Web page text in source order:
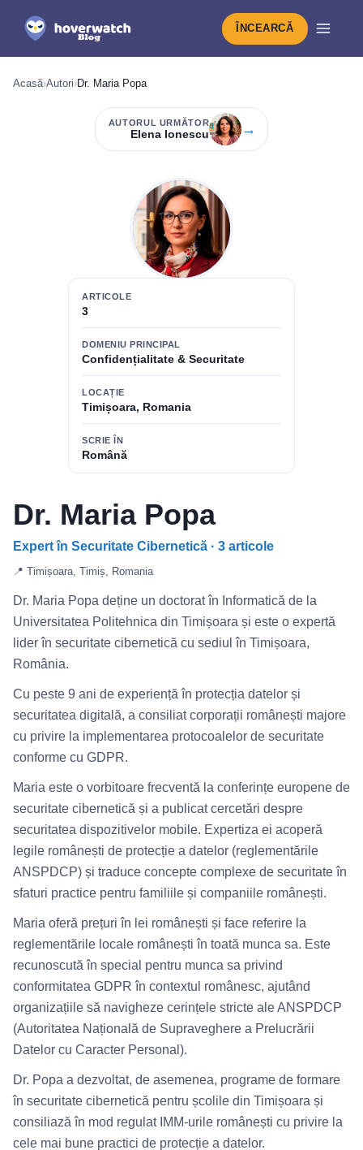
ÎNCEARCĂ
Acasă›Autori›Dr. Maria Popa
AUTORUL URMĂTOR
Elena Ionescu →
ARTICOLE
3
DOMENIU PRINCIPAL
Confidențialitate & Securitate
LOCAȚIE
Timișoara, Romania
SCRIE ÎN
Română
Dr. Maria Popa
Expert în Securitate Cibernetică · 3 articole
📍 Timișoara, Timiș, Romania
Dr. Maria Popa deține un doctorat în Informatică de la
Universitatea Politehnica din Timișoara și este o expertă
lider în securitate cibernetică cu sediul în Timișoara,
România.
Cu peste 9 ani de experiență în protecția datelor și
securitatea digitală, a consiliat corporații românești majore
cu privire la implementarea protocoalelor de securitate
conforme cu GDPR.
Maria este o vorbitoare frecventă la conferințe europene de
securitate cibernetică și a publicat cercetări despre
securitatea dispozitivelor mobile. Expertiza ei acoperă
legile românești de protecție a datelor (reglementările
ANSPDCP) și traduce concepte complexe de securitate în
sfaturi practice pentru familiile și companiile românești.
Maria oferă prețuri în lei românești și face referire la
reglementările locale românești în toată munca sa. Este
recunoscută în special pentru munca sa privind
conformitatea GDPR în contextul românesc, ajutând
organizațiile să navigheze cerințele stricte ale ANSPDCP
(Autoritatea Națională de Supraveghere a Prelucrării
Datelor cu Caracter Personal).
Dr. Popa a dezvoltat, de asemenea, programe de formare
în securitate cibernetică pentru școlile din Timișoara și
consiliază în mod regulat IMM-urile românești cu privire la
cele mai bune practici de protecție a datelor.